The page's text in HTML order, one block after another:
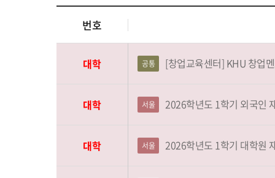
번호
대학 공통 [창업교육센터] KHU 창업
대학 서울 2026학년도 1학기 외국인
대학 서울 2026학년도 1학기 대학원